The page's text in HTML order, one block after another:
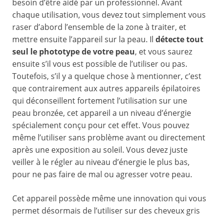
besoin d’être aidé par un professionnel. Avant
chaque utilisation, vous devez tout simplement vous
raser d’abord l’ensemble de la zone à traiter, et
mettre ensuite l’appareil sur la peau. Il détecte tout
seul le phototype de votre peau, et vous saurez
ensuite s’il vous est possible de l’utiliser ou pas.
Toutefois, s’il y a quelque chose à mentionner, c’est
que contrairement aux autres appareils épilatoires
qui déconseillent fortement l’utilisation sur une
peau bronzée, cet appareil a un niveau d’énergie
spécialement conçu pour cet effet. Vous pouvez
même l’utiliser sans problème avant ou directement
après une exposition au soleil. Vous devez juste
veiller à le régler au niveau d’énergie le plus bas,
pour ne pas faire de mal ou agresser votre peau.
Cet appareil possède même une innovation qui vous
permet désormais de l’utiliser sur des cheveux gris